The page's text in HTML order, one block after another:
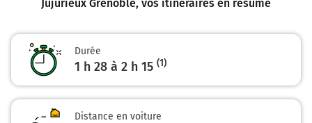
A42
47,4 km
Jujurieux Grenoble, vos itinéraires en résumé
Durée
1 h 28 à 2 h 15 (1)
Distance en voiture